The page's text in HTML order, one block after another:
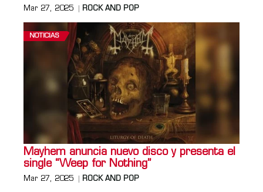
Mar 27, 2025 ROCK AND POP
NOTICIAS
Mayhem anuncia nuevo disco y presenta el
single “Weep for Nothing”
Mar 27, 2025 ROCK AND POP